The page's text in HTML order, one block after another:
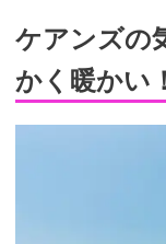
ケアンズの
かく暖かい！